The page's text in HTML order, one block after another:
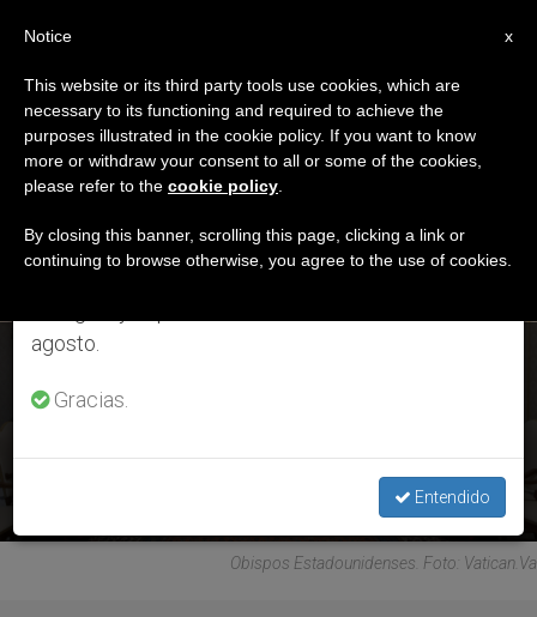
MES
Diciembre, 2021
ÚLTIMAS NOTICIAS
El periódico no leído del Vaticano y los obispos
estadounidenses
Obispos Estadounidenses. Foto: Vatican.va
×
Aviso importante
Del 27 de julio al 7 de agosto haremos la pausa
anual, aprovechando que en el periodo de verano
se generan menos informaciones y también el
agosto.
Gracias.
Entendido
x
Notice
This website or its third party tools use cookies, which are
necessary to its functioning and required to achieve the
purposes illustrated in the cookie policy. If you want to know
more or withdraw your consent to all or some of the cookies,
please refer to the cookie policy
By closing this banner, scrolling this page, clicking a link or
continuing to browse otherwise, you agree to the use of cookies.